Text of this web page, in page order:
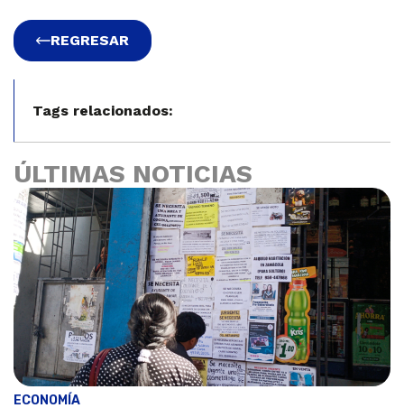
REGRESAR
Tags relacionados:
ÚLTIMAS NOTICIAS
ECONOMÍA